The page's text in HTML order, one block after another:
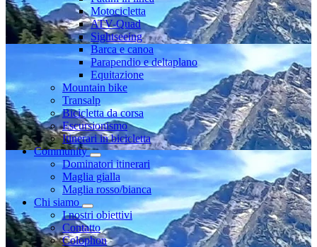
Motocicletta
ATV-Quad
Sightseeing
Barca e canoa
Parapendio e deltaplano
Equitazione
Mountain bike
Transalp
Bicicletta da corsa
Escursionismo
Itinerari in bicicletta
Community
Dominatori itinerari
Maglia gialla
Maglia rosso/bianca
Chi siamo
I nostri obiettivi
Contatto
Colophon